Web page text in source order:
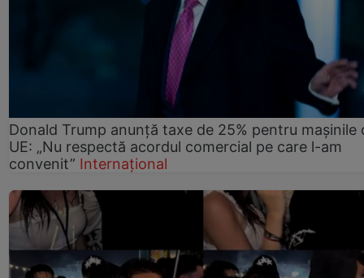
Donald Trump anunță taxe de 25% pentru mașinile
UE: „Nu respectă acordul comercial pe care l-am
convenit” Internațional